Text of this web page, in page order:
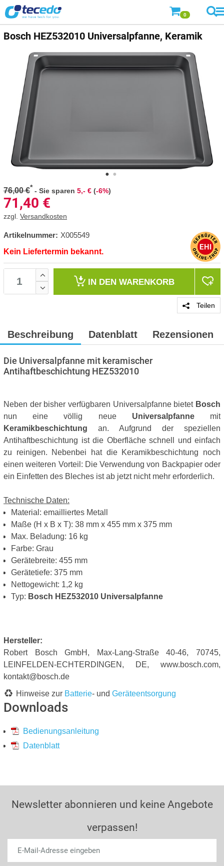
0
Bosch HEZ532010 Universalpfanne, Keramik
76,00 €* - Sie sparen 5,- € (-6%)
71,40 €
zzgl. Versandkosten
Artikelnummer: X005549
Kein Liefertermin bekannt.
IN DEN WARENKORB
Teilen
Beschreibung Datenblatt Rezensionen
Die Universalpfanne mit keramischer
Antihaftbeschichtung HEZ532010
Neben der bisher verfügbaren Universalpfanne bietet Bosch
nun eine völlig neue Universalpfanne mit
Keramikbeschichtung an. Aufgrund der speziellen
Antihaftbeschichtung ist die Oberfläche schnell und einfach
zu reinigen. Nebenbei hat die Keramikbeschichtung noch
einen weiteren Vorteil: Die Verwendung von Backpapier oder
ein Einfetten des Bleches ist ab jetzt nicht mehr erforderlich.
Technische Daten:
Material: emailliertes Metall
Maße (H x B x T): 38 mm x 455 mm x 375 mm
Max. Beladung: 16 kg
Farbe: Grau
Gerätebreite: 455 mm
Gerätetiefe: 375 mm
Nettogewicht: 1,2 kg
Typ: Bosch HEZ532010 Universalpfanne
Hersteller:
Robert Bosch GmbH, Max-Lang-Straße 40-46, 70745,
LEINFELDEN-ECHTERDINGEN, DE, www.bosch.com,
kontakt@bosch.de
Hinweise zur Batterie- und Geräteentsorgung
Downloads
Bedienungsanleitung
Datenblatt
Newsletter abonnieren und keine Angebote
verpassen!